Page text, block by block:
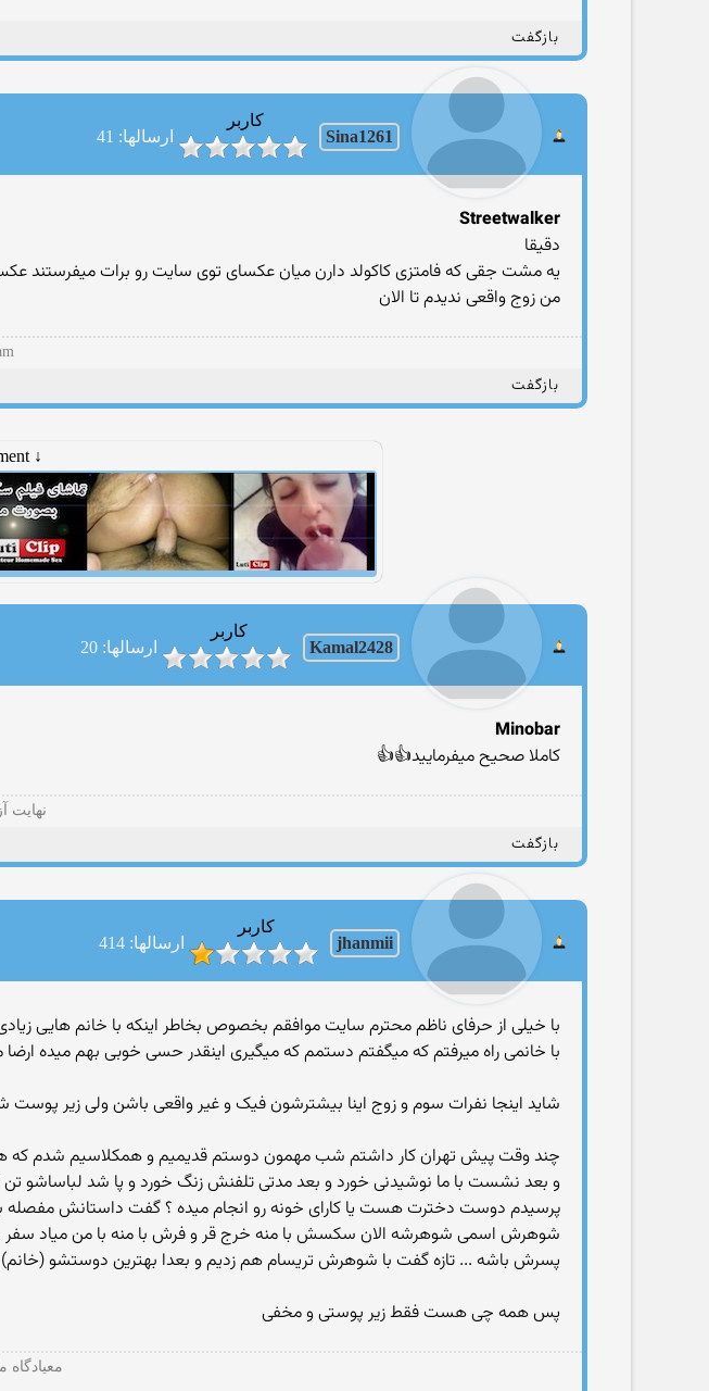
بازگفت
Sina1261
کاربر
ارسالها: 41
Streetwalker
دقیقا
یه مشت جقی که فامتزی کاکولد دارن میان عکسای توی سایت رو‌ برات میفرستند
من زوج واقعی ندیدم تا الان
بازگفت
↓ Advertisement ↓
Kamal2428
کاربر
ارسالها: 20
Minobar
کاملا صحیح میفرمایید👍👍
نهایت
بازگفت
jhanmii
کاربر
ارسالها: 414
با خیلی از حرفای ناظم محترم سایت موافقم بخصوص بخاطر اینکه با خانم هایی
با خانمی راه میرفتم که میگفتم دستمم که میگیری اینقدر حسی خوبی بهم میده
شاید اینجا نفرات سوم و زوج اینا بیشترشون فیک و غیر واقعی باشن ولی زیر
چند وقت پیش تهران کار داشتم شب مهمون دوستم قدیمیم و همکلاسیم شدم که
و بعد نشست با ما نوشیدنی خورد و بعد مدتی تلفنش زنگ خورد و پا شد لباساشو
پرسیدم دوست دخترت هست یا کارای خونه رو انجام میده ؟ گفت داستانش مفصله
شوهرش اسمی شوهرشه الان سکسش با منه خرج قر و فرش با منه با من میاد سفر
پسرش باشه ... تازه گفت با شوهرش تریسام هم زدیم و بعدا بهترین دوستشو (خانم)
پس همه چی هست فقط زیر پوستی و مخفی
معیادگاه